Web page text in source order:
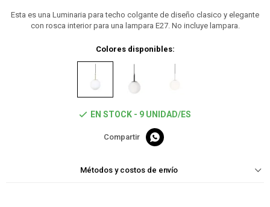
Esta es una Luminaria para techo colgante de diseño clasico y elegante
con rosca interior para una lampara E27. No incluye lampara.
Colores disponibles:
EN STOCK - 9 UNIDAD/ES

Métodos y costos de envío